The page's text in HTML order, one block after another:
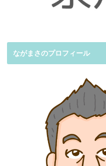
ながまさのプロフィール